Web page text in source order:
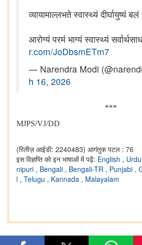
व्यायामाल्लभते स्वास्थ्यं दीर्घायुष्यं
आरोग्यं परमं भाग्यं स्वास्थ्यं
r.com/JoDbsmETm7
— Narendra Modi
h 16, 2026
***
MJPS/VJ/DD
(रिलीज़ आईडी: 2240483) आगंतुक पटल : 76
इस विज्ञप्ति को इन भाषाओं में पढ़ें: English , Urdu
nipuri , Bengali , Bengali-TR , Punjabi ,
l , Telugu , Kannada , Malayalam